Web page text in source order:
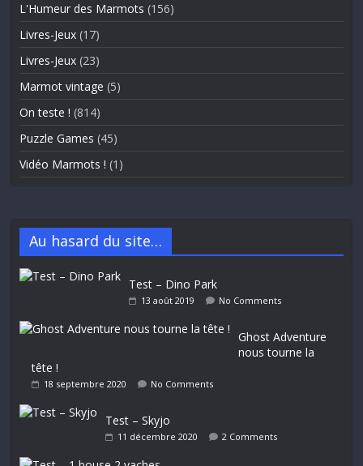
L'Humeur des Marmots (156)
Livres-Jeux (17)
Livres-Jeux (23)
Marmot vintage (5)
On teste ! (814)
Puzzle Games (45)
Vidéo Marmots ! (1)
Au hasard du site…
Test – Dino Park
13 août 2019 No Comments
Ghost Adventure
nous tourne la
tête !
18 septembre 2020 No Comments
Test – Skyjo
11 décembre 2020 2 Comments